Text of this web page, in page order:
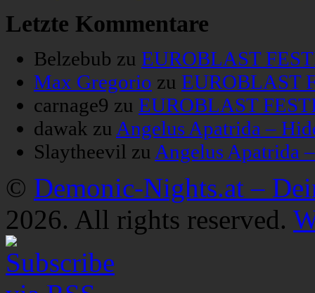
Letzte Kommentare
Belzebub zu EUROBLAST
Max Gregorio zu EUROBLAST
carnage9 zu EUROBLAST
dawak zu Angelus Apatrida –
Slaytheevil zu Angelus Apatrida
© Demonic-Nights.at –
2026. All rights reserved.